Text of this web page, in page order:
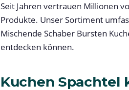
Seit Jahren vertrauen Millionen
Produkte. Unser Sortiment
Mischende Schaber Bursten
entdecken können.
Kuchen Spachtel